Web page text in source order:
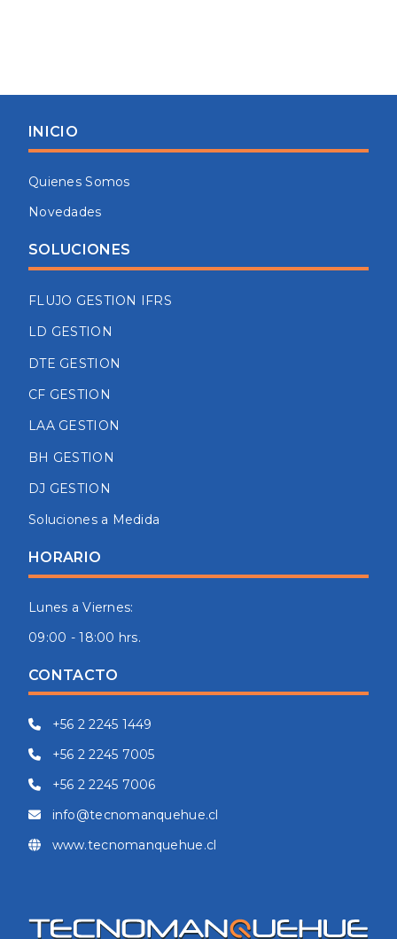
INICIO
Quienes Somos
Novedades
SOLUCIONES
FLUJO GESTION IFRS
LD GESTION
DTE GESTION
CF GESTION
LAA GESTION
BH GESTION
DJ GESTION
Soluciones a Medida
HORARIO
Lunes a Viernes:
09:00 - 18:00 hrs.
CONTACTO
+56 2 2245 1449
+56 2 2245 7005
+56 2 2245 7006
info@tecnomanquehue.cl
www.tecnomanquehue.cl